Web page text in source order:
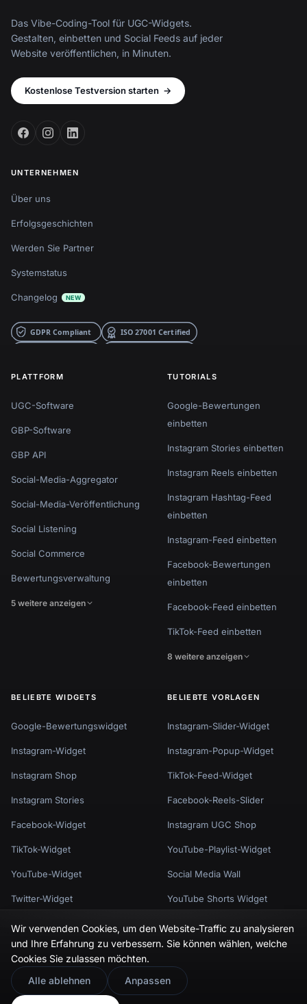
Das Vibe-Coding-Tool für UGC-Widgets.
Gestalten, einbetten und Social Feeds auf jeder
Website veröffentlichen, in Minuten.
Kostenlose Testversion starten →
UNTERNEHMEN
Über uns
Erfolgsgeschichten
Werden Sie Partner
Systemstatus
Changelog NEW
PLATTFORM
UGC-Software
GBP-Software
GBP API
Social-Media-Aggregator
Social-Media-Veröffentlichung
Social Listening
Social Commerce
Bewertungsverwaltung
5 weitere anzeigen
TUTORIALS
Google-Bewertungen
einbetten
Instagram Stories einbetten
Instagram Reels einbetten
Instagram Hashtag-Feed
einbetten
Instagram-Feed einbetten
Facebook-Bewertungen
einbetten
Facebook-Feed einbetten
TikTok-Feed einbetten
8 weitere anzeigen
BELIEBTE WIDGETS
Google-Bewertungswidget
Instagram-Widget
Instagram Shop
Instagram Stories
Facebook-Widget
TikTok-Widget
YouTube-Widget
Twitter-Widget
7 weitere anzeigen
BELIEBTE VORLAGEN
Instagram-Slider-Widget
Instagram-Popup-Widget
TikTok-Feed-Widget
Facebook-Reels-Slider
Instagram UGC Shop
YouTube-Playlist-Widget
Social Media Wall
YouTube Shorts Widget
8 weitere anzeigen
Datenschutzrichtlinie Nutzungsbedingungen
Wir verwenden Cookies, um den Website-Traffic zu analysieren
und Ihre Erfahrung zu verbessern. Sie können wählen, welche
Cookies Sie zulassen möchten.
Alle ablehnen
Anpassen
🇬🇧 Would you prefer this site in English?
View in English